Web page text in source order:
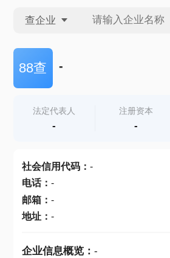
查企业
查企业
查产地
88查 -
法定代表人
-
注册资本
-
社会信用代码： -
电话： -
邮箱： -
地址： -
企业信息概览： -